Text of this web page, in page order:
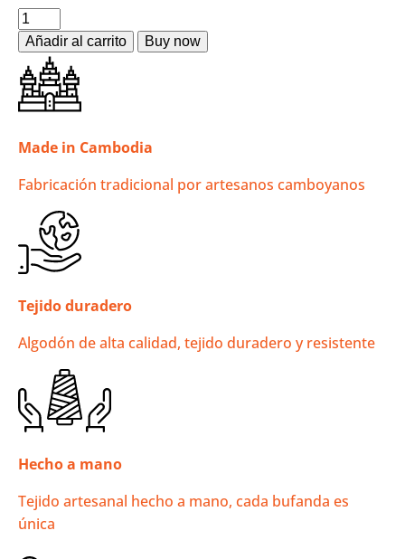
Añadir al carrito
Made in Cambodia
Fabricación tradicional por artesanos camboyanos
Tejido duradero
Algodón de alta calidad, tejido duradero y resistente
Hecho a mano
Tejido artesanal hecho a mano, cada bufanda es
única